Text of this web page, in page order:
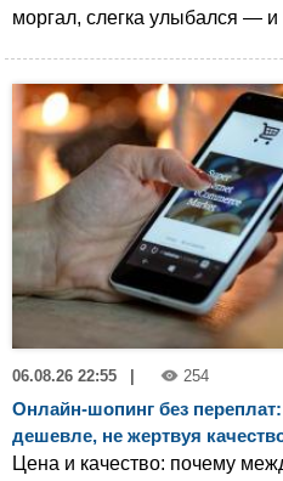
моргал, слегка улыбался — и
06.08.26 22:55 254
Онлайн-шопинг без переплат:
дешевле, не жертвуя
Цена и качество: почему